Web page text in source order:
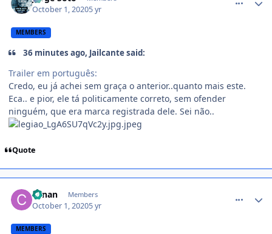
October 1, 20205 yr
MEMBERS
36 minutes ago, Jailcante said:
Trailer em português:
Credo, eu já achei sem graça o anterior..quanto mais este.
Eca.. e pior, ele tá politicamente correto, sem ofender
ninguém, que era marca registrada dele. Sei não..
Quote
conan Members
October 1, 20205 yr
MEMBERS